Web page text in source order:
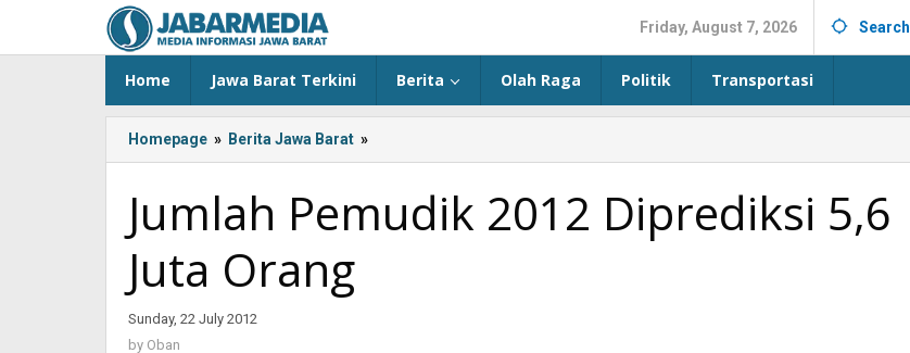
content
Friday, August 7, 2026 Search
Home Jawa Barat Terkini Berita Olah Raga Politik Transportasi
Homepage » Berita Jawa Barat »
-:IN-
>Jumlah
Pemudik
Jumlah Pemudik 2012 Diprediksi 5,6
Juta Orang
Sunday, 22 July 2012
by Oban